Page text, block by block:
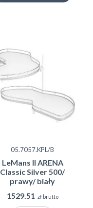
05.7057.KPL/B
LeMans II ARENA
Classic Silver 500/
prawy/ biały
1529.51
zł brutto